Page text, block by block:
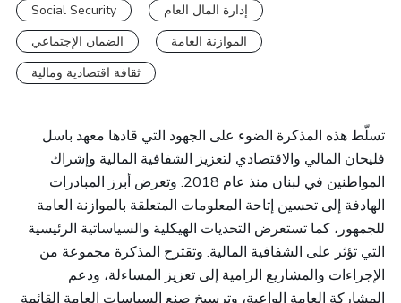
Social Security
إدارة المال العام
الضمان الإجتماعي
الموازنة العامة
ثقافة اقتصادية ومالية
تسلّط هذه المذكرة الضوء على الجهود التي قادها معهد باسل
فليحان المالي والاقتصادي لتعزيز الشفافية المالية وإشراك
المواطنين في لبنان منذ عام 2018. وتعرض أبرز المبادرات
الهادفة إلى تحسين إتاحة المعلومات المتعلقة بالموازنة العامة
للجمهور، كما تستعرض التحديات الهيكلية والسياساتية الرئيسية
التي تؤثر على الشفافية المالية. وتقترح المذكرة مجموعة من
الإجراءات والمشاريع الرامية إلى تعزيز المساءلة، ودعم
المشاركة العامة الواعية، وترسيخ صنع السياسات العامة القائمة